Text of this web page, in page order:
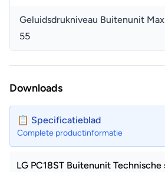
Geluidsdrukniveau Buitenunit
55
Downloads
📋 Specificatieblad
Complete productinformatie
LG PC18ST Buitenunit